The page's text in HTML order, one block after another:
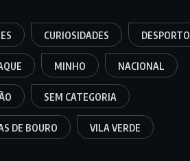
CURIOSIDADES DESPORTO
MINHO NACIONAL
SEM CATEGORIA
DE BOURO VILA VERDE